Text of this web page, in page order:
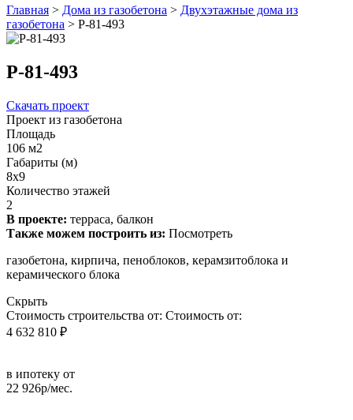
Главная > Дома из газобетона > Двухэтажные дома из
газобетона > Р-81-493
Р-81-493
Скачать проект
Проект из газобетона
Площадь
106 м2
Габариты (м)
8х9
Количество этажей
2
В проекте: терраса, балкон
Также можем построить из: Посмотреть
газобетона, кирпича, пеноблоков, керамзитоблока и
керамического блока
Скрыть
Стоимость строительства от: Стоимость от:
4 632 810 ₽
в ипотеку от
22 926р/мес.